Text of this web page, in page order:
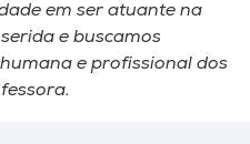
em ser atuante na
e buscamos
e profissional dos